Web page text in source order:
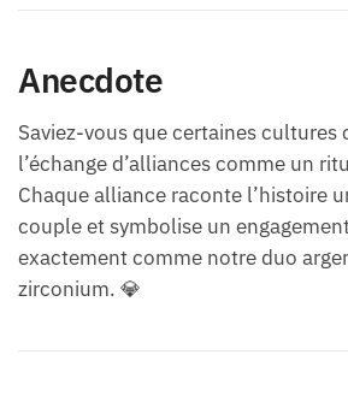
Anecdote
Saviez-vous que certaines cultures
l’échange d’alliances comme un
Chaque alliance raconte l’histoire
couple et symbolise un
exactement comme notre duo
zirconium. 💎